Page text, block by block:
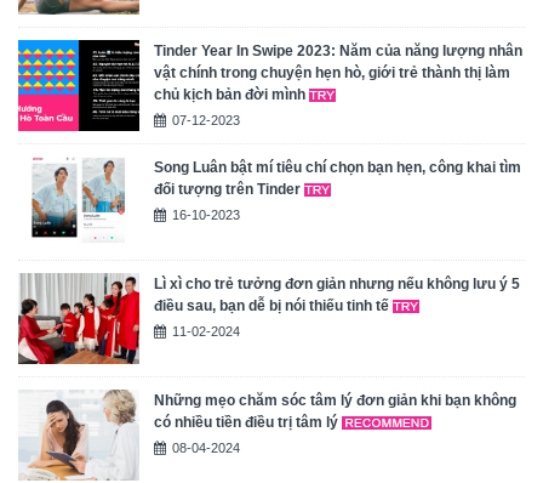
Tinder Year In Swipe 2023: Năm của năng lượng nhân
vật chính trong chuyện hẹn hò, giới trẻ thành thị làm
chủ kịch bản đời mình
07-12-2023
Song Luân bật mí tiêu chí chọn bạn hẹn, công khai tìm
đối tượng trên Tinder
16-10-2023
Lì xì cho trẻ tưởng đơn giản nhưng nếu không lưu ý 5
điều sau, bạn dễ bị nói thiếu tinh tế
11-02-2024
Những mẹo chăm sóc tâm lý đơn giản khi bạn không
có nhiều tiền điều trị tâm lý
08-04-2024